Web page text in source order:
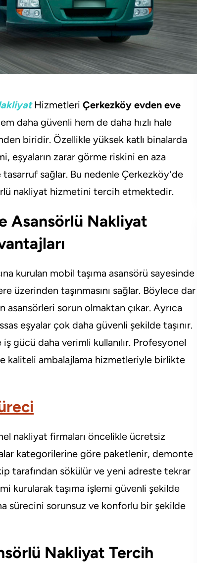
Hizmetleri Çerkezköy evden eve
daha güvenli hem de daha hızlı hale
biridir. Özellikle yüksek katlı binalarda
eşyaların zarar görme riskini en aza
sağlar. Bu nedenle Çerkezköy’de
nakliyat hizmetini tercih etmektedir.
Asansörlü Nakliyat
kurulan mobil taşıma asansörü sayesinde
üzerinden taşınmasını sağlar. Böylece dar
sorun olmaktan çıkar. Ayrıca
eşyalar çok daha güvenli şekilde taşınır.
iş gücü daha verimli kullanılır. Profesyonel
kaliteli ambalajlama hizmetleriyle birlikte
nakliyat firmaları öncelikle ücretsiz
kategorilerine göre paketlenir, demonte
tarafından sökülür ve yeni adreste tekrar
kurularak taşıma işlemi güvenli şekilde
sürecini sorunsuz ve konforlu bir şekilde
Nakliyat Tercih